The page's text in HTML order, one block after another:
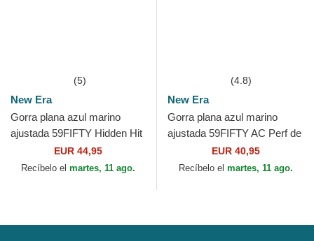
(5)
New Era
Gorra plana azul marino
ajustada 59FIFTY Hidden Hit
de New York Yankees MLB
de New Era
EUR 44,95
Recíbelo el martes, 11 ago.
(4.8)
New Era
Gorra plana azul marino
ajustada 59FIFTY AC Perf de
New York Yankees MLB de
New Era
EUR 40,95
Recíbelo el martes, 11 ago.